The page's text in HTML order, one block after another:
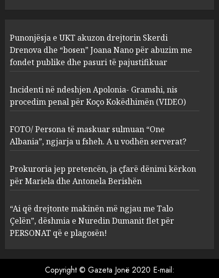
2
Apolonia- Gramshi, nis
procedim penal për Koço
Kokëdhimën (VIDEO)
MARCH 27, 2025
3
FOTO/ Persona të maskuar
sulmuan “One Albania”,
ngjarja u fsheh. A u vodhën
serverat?
MARCH 25, 2025
4
Prokuroria jep pretencën, ja
çfarë dënimi kërkon për
Berishën
MARCH 25, 2025
“Ai që drejtonte makinën më
ngjau me Talo Çelën”,
Punonjësja e UKT akuzon drejtorin Skerdi
Drenova dhe “bosen” Joana Nano për abuzim me
fondet publike dhe pasuri të pajustifikuar
Incidenti në ndeshjen Apolonia- Gramshi, nis
procedim penal për Koço Kokëdhimën (VIDEO)
FOTO/ Persona të maskuar sulmuan “One
Albania”, ngjarja u fsheh. A u vodhën serverat?
Prokuroria jep pretencën, ja çfarë dënimi kërkon
për Mariela dhe Antonela Berishën
“Ai që drejtonte makinën më ngjau me Talo
Çelën”, dëshmia e Nuredin Dumanit flet për
PERSONAT që e plagosën!
Copyright © Gazeta Jonë 2020 E-mail: